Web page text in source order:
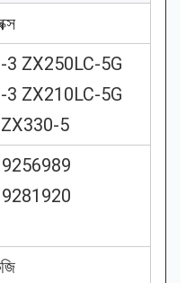
3 ZX250LC-5G
3 ZX210LC-5G
5